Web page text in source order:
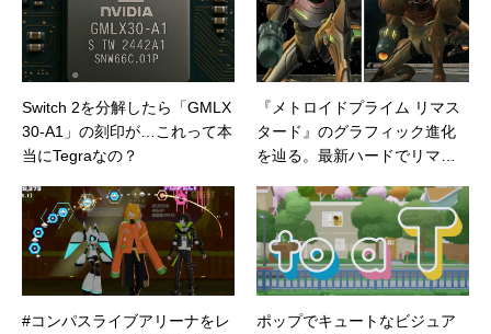
Switch 2を分解したら「GMLX
30-A1」の刻印が…これって本
当にTegraなの？
『メトロイドプライム リマス
タード』のグラフィック進化
を辿る。最新ハードでリマス
クはどこまで進化しているの
か？GAMECUBE、Wii、Switc
hによるハード別比較
#コンパスライブアリーナをレ
ポップでキュートなビジュア